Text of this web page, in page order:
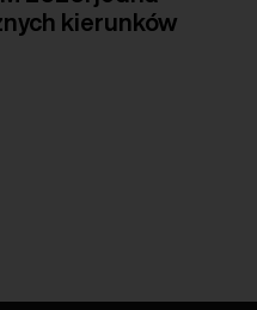
kierunków